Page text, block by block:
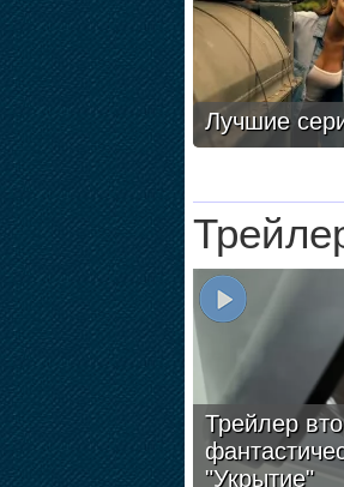
Лучшие
Трейлер
"Укрытие"